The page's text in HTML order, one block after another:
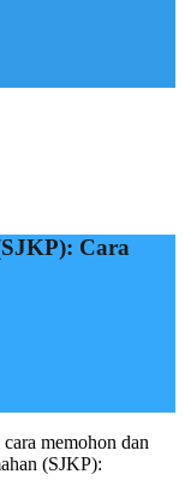
Cara
memohon dan
(SJKP):